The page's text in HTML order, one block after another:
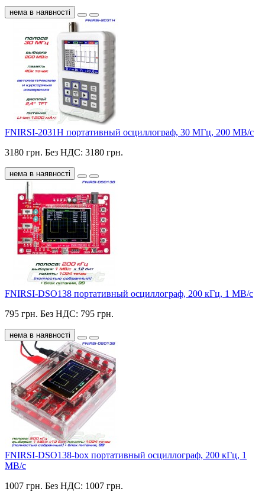
нема в наявності
FNIRSI-2031H портативный осциллограф, 30 МГц, 200 МВ/с
3180 грн. Без НДС: 3180 грн.
нема в наявності
FNIRSI-DSO138 портативный осциллограф, 200 кГц, 1 МВ/с
795 грн. Без НДС: 795 грн.
нема в наявності
FNIRSI-DSO138-box портативный осциллограф, 200 кГц, 1
МВ/с
1007 грн. Без НДС: 1007 грн.